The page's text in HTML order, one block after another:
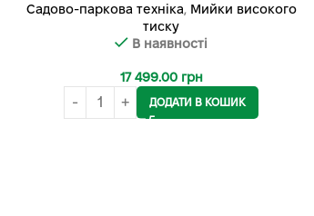
Садово-паркова техніка, Мийки високого
тиску
В наявності
17 499.00 грн
ДОДАТИ В КОШИК